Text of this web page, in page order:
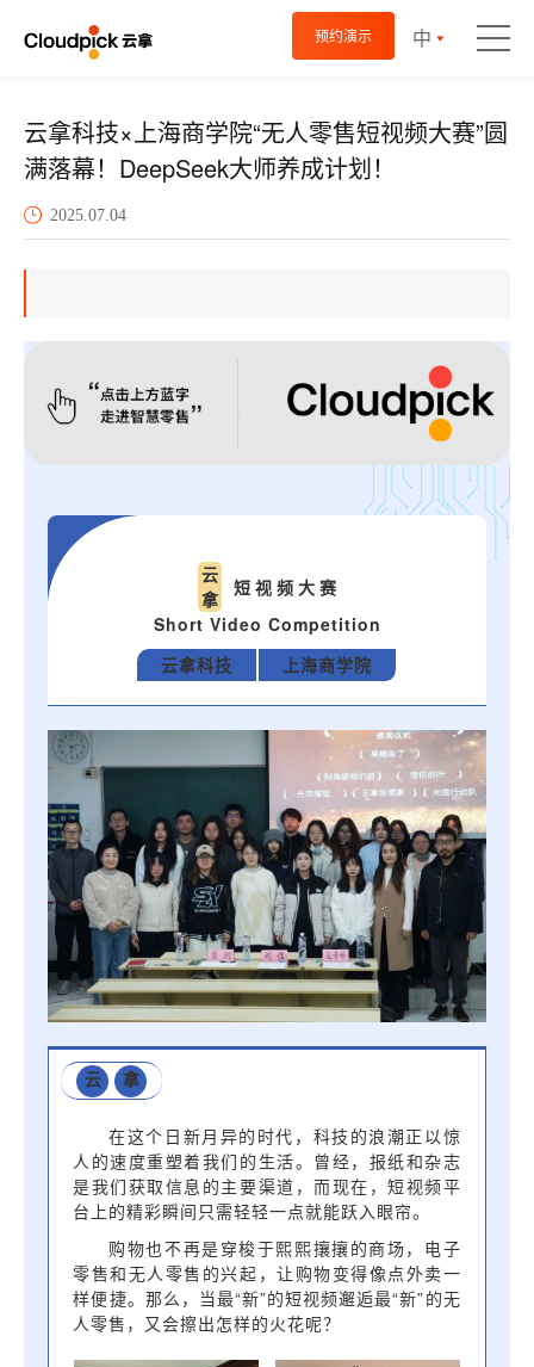
预约演示 中
云拿科技×上海商学院“无人零售短视频大赛”圆
满落幕！DeepSeek大师养成计划！
2025.07.04
云
拿
短 视 频 大 赛
Short Video Competition
云拿科技
上海商学院
云 拿
在这个日新月异的时代，科技的浪潮正以惊
人的速度重塑着我们的生活。曾经，报纸和杂志
是我们获取信息的主要渠道，而现在，短视频平
台上的精彩瞬间只需轻轻一点就能跃入眼帘。
购物也不再是穿梭于熙熙攘攘的商场，电子
零售和无人零售的兴起，让购物变得像点外卖一
样便捷。那么，当最“新”的短视频邂逅最“新”的无
人零售，又会擦出怎样的火花呢？